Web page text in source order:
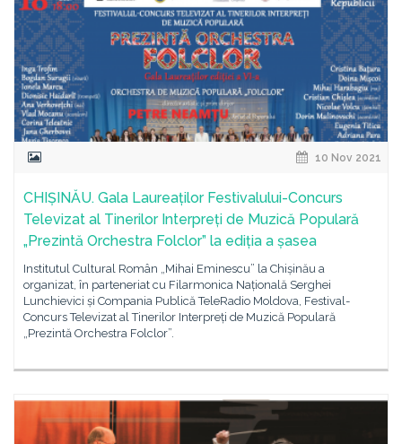
10 Nov 2021
CHIȘINĂU. Gala Laureaților Festivalului-Concurs
Televizat al Tinerilor Interpreți de Muzică Populară
„Prezintă Orchestra Folclor” la ediția a șasea
Institutul Cultural Român „Mihai Eminescu” la Chișinău a
organizat, în parteneriat cu Filarmonica Națională Serghei
Lunchievici și Compania Publică TeleRadio Moldova, Festival-
Concurs Televizat al Tinerilor Interpreți de Muzică Populară
„Prezintă Orchestra Folclor”.